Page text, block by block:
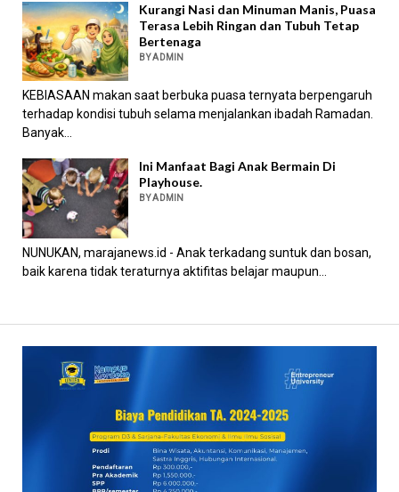
Kurangi Nasi dan Minuman Manis, Puasa
Terasa Lebih Ringan dan Tubuh Tetap
Bertenaga
BY ADMIN
KEBIASAAN makan saat berbuka puasa ternyata berpengaruh
terhadap kondisi tubuh selama menjalankan ibadah Ramadan.
Banyak...
Ini Manfaat Bagi Anak Bermain Di
Playhouse.
BY ADMIN
NUNUKAN, marajanews.id - Anak terkadang suntuk dan bosan,
baik karena tidak teraturnya aktifitas belajar maupun...